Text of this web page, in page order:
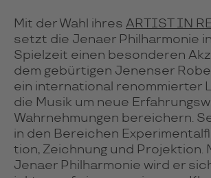
Mit der Wahl ihres ARTIST IN
setzt die Jenaer Phil­har­mo­nie
Spiel­zeit einen beson­de­ren
dem gebür­ti­gen Jenen­ser
ein in­ter­na­tio­nal re­nom­mier­ter
die Musik um neue
Wahr­neh­mun­gen berei­chern.
in den Berei­chen
tion, Zeich­nung und Pro­jek­tion.
Jenaer Phil­har­mo­nie wird er